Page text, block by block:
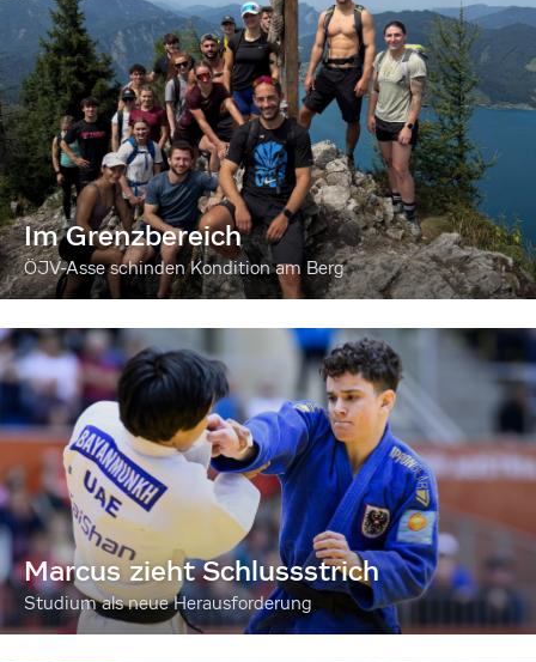
Im Grenzbereich
ÖJV-Asse schinden Kondition am Berg
Marcus zieht Schlussstrich
Studium als neue Herausforderung